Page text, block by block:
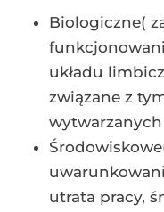
Biologiczne(
układu
związane z
utrata pracy,